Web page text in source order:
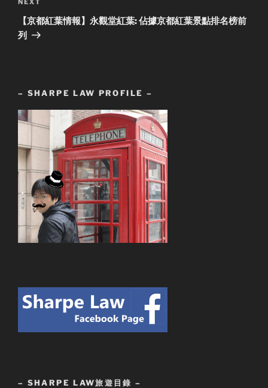
Next
Post
NEXT
【京都紅葉情報】永觀堂紅葉: 佔據京都紅葉景點排名榜前
列
– SHARPE LAW PROFILE –
– SHARPE LAW旅遊目錄 –